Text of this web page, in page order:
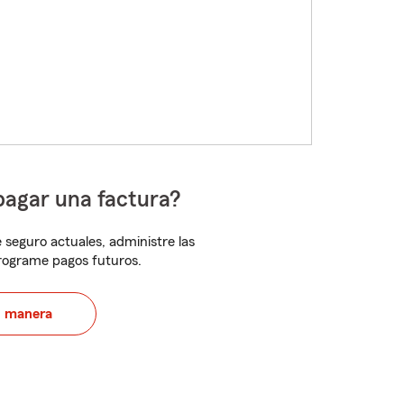
una factura?
actuales, administre las
pagos futuros.
manera